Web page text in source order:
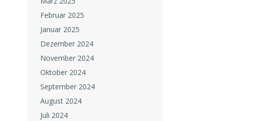
Februar 2025
Januar 2025
Dezember 2024
November 2024
Oktober 2024
September 2024
August 2024
Juli 2024